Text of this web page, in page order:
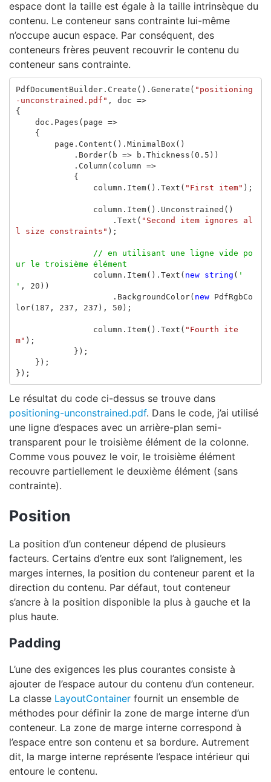
espace dont la taille est égale à la taille intrinsèque du
contenu. Le conteneur sans contrainte lui-même
n’occupe aucun espace. Par conséquent, des
conteneurs frères peuvent recouvrir le contenu du
conteneur sans contrainte.
PdfDocumentBuilder. Create (). Generate ( "positioning
-unconstrained.pdf" , doc =>
{
doc . Pages ( page =>
{
page . Content (). MinimalBox ()
. Border( b => b . Thickness ( 0.5 ))
. Column ( column =>
{
column . Item(). Text ( "First item" );
column . Item(). Unconstrained ()
. Text ( "Second item ignores al
l size constraints" );
// en utilisant une ligne vide po
ur le troisième élément
column . Item(). Text ( new string ( '
' , 20 ))
. BackgroundColor( new
PdfRgbCo
lor( 187 , 237 , 237 ), 50 );
column . Item(). Text ( "Fourth ite
m" );
});
});
});
Le résultat du code ci-dessus se trouve dans
positioning-unconstrained.pdf. Dans le code, j’ai utilisé
une ligne d’espaces avec un arrière-plan semi-
transparent pour le troisième élément de la colonne.
Comme vous pouvez le voir, le troisième élément
recouvre partiellement le deuxième élément (sans
contrainte).
Position
La position d’un conteneur dépend de plusieurs
facteurs. Certains d’entre eux sont l’alignement, les
marges internes, la position du conteneur parent et la
direction du contenu. Par défaut, tout conteneur
s’ancre à la position disponible la plus à gauche et la
plus haute.
Padding
L’une des exigences les plus courantes consiste à
ajouter de l’espace autour du contenu d’un conteneur.
La classe LayoutContainer fournit un ensemble de
méthodes pour définir la zone de marge interne d’un
conteneur. La zone de marge interne correspond à
l’espace entre son contenu et sa bordure. Autrement
dit, la marge interne représente l’espace intérieur qui
entoure le contenu.